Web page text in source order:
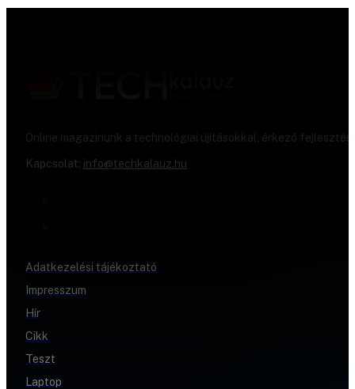
Online magazinunk a technológiai újításokkal, érkező
Kapcsolat: info@techkalauz.hu
Adatkezelési tájékoztató
Impresszum
Hír
Cikk
Teszt
Laptop